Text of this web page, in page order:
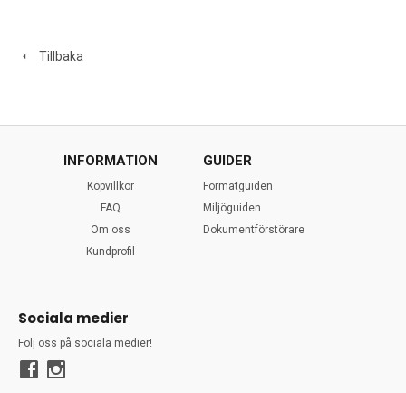
Tillbaka
INFORMATION
Köpvillkor
FAQ
Om oss
Kundprofil
GUIDER
Formatguiden
Miljöguiden
Dokumentförstörare
Sociala medier
Följ oss på sociala medier!